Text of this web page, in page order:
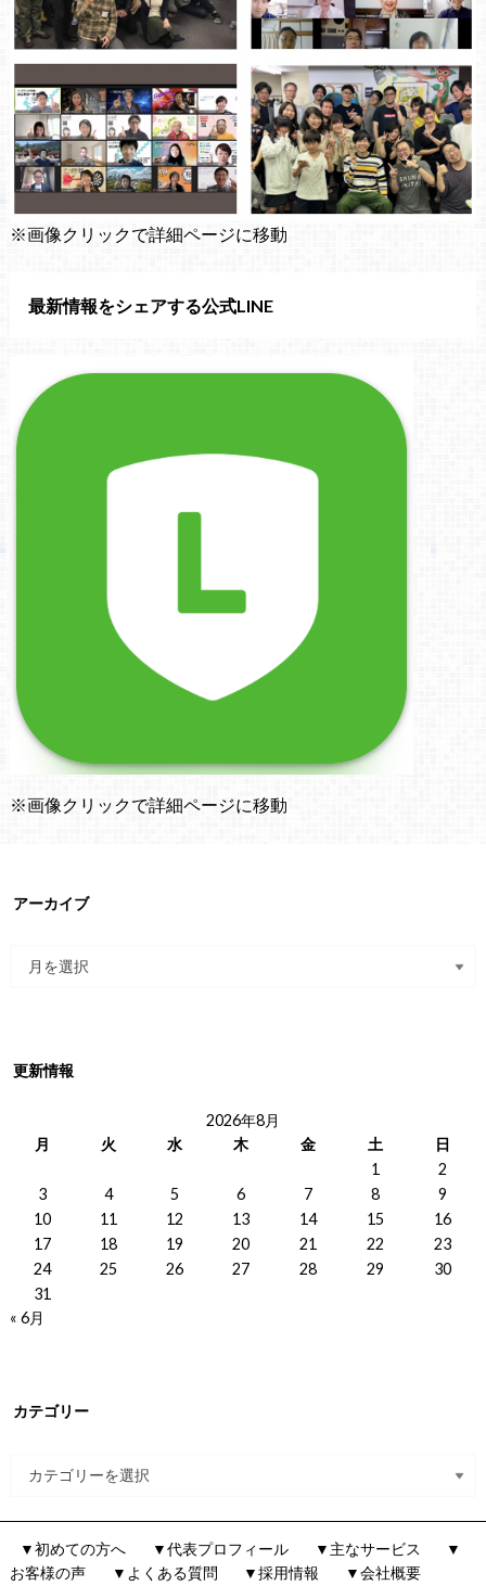
※画像クリックで詳細ページに移動
最新情報をシェアする公式LINE
※画像クリックで詳細ページに移動
アーカイブ
更新情報
2026年8月
月
火 水 木 金 土
日
1
2
3
4 5 6 7 8
9
10
11 12 13 14 15
16
17
18 19 20 21 22
23
24
25 26 27 28 29
30
31
« 6月
カテゴリー
▼初めての方へ ▼代表プロフィール ▼主なサービス
▼
お客様の声
▼よくある質問 ▼採用情報 ▼会社概要